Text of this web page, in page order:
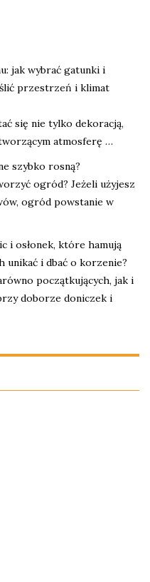
jak wybrać gatunki i
przestrzeń i klimat
się nie tylko dekoracją,
atmosferę …
szybko rosną?
ogród? Jeżeli użyjesz
ogród powstanie w
i osłonek, które hamują
unikać i dbać o korzenie?
początkujących, jak i
doborze doniczek i